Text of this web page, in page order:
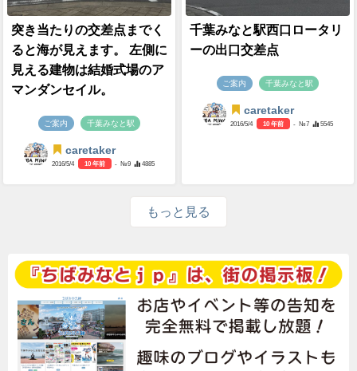
突き当たりの交差点までく
ると海が見えます。 左側に
見える建物は結婚式場のア
マンダンセイル。
ご案内 千葉みなと駅
caretaker
2016/5/4 10 年前 - №9 4885
千葉みなと駅西口ロータリ
ーの出口交差点
ご案内 千葉みなと駅
caretaker
2016/5/4 10 年前 - №7 5545
もっと見る